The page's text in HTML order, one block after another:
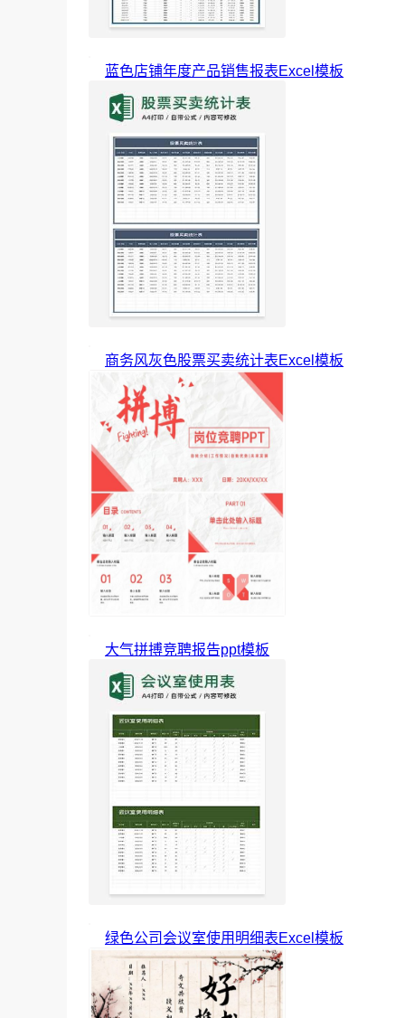
蓝色店铺年度产品销售报表Excel模板
商务风灰色股票买卖统计表Excel模板
大气拼搏竞聘报告ppt模板
绿色公司会议室使用明细表Excel模板